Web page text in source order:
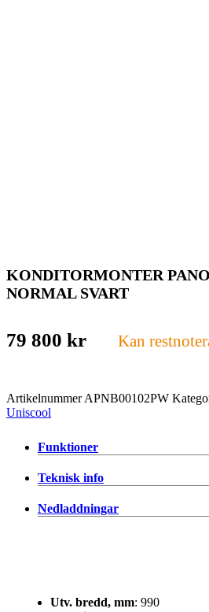
KONDITORMONTER
NORMAL SVART
79 800 kr Kan
ArtikelnummerAPNB00102PW
Uniscool
Funktioner
Teknisk info
Nedladdningar
Utv. bredd, mm: 990